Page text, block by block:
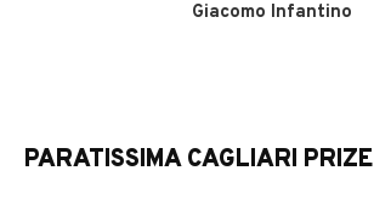
Giacomo Infantino
PARATISSIMA CAGLIARI PRIZE